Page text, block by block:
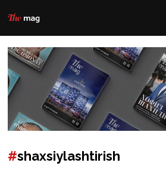
#shaxsiylashtirish